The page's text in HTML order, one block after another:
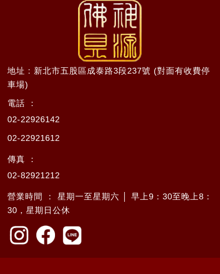
地址 : 新北市五股區成泰路3段237號 (對面有收費停
車場)
電話 ：
02-22926142
02-22921612
傳真 ：
02-82921212
營業時間 ： 星期一至星期六 │ 早上9：30至晚上8：
30，星期日公休